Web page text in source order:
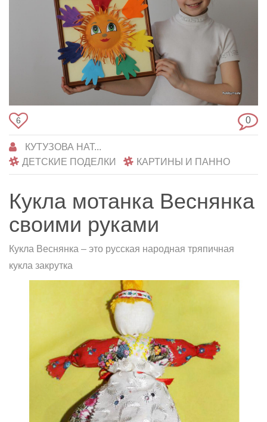
6 0
КУТУЗОВА НАТ...
ДЕТСКИЕ ПОДЕЛКИ
КАРТИНЫ И ПАННО
Кукла мотанка Веснянка
своими руками
Кукла Веснянка – это русская народная тряпичная
кукла закрутка